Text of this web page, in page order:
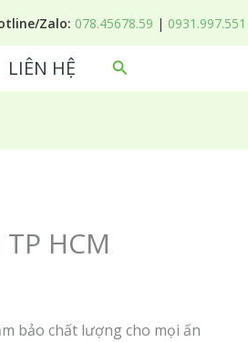
Zalo: 078.45678.59 | 0931.997.551
LIÊN HỆ
Tìm
kiếm
HCM
bảo chất lượng cho mọi ấn